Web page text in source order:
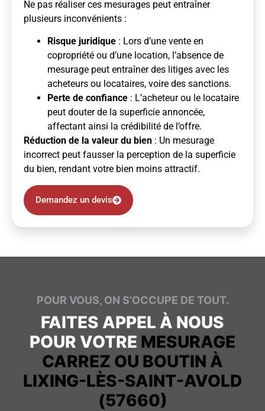
Ne pas réaliser ces mesurages peut entraîner
plusieurs inconvénients :
Risque juridique : Lors d’une vente en
copropriété ou d’une location, l’absence de
mesurage peut entraîner des litiges avec les
acheteurs ou locataires, voire des sanctions.
Perte de confiance : L’acheteur ou le locataire
peut douter de la superficie annoncée,
affectant ainsi la crédibilité de l’offre.
Réduction de la valeur du bien : Un mesurage
incorrect peut fausser la perception de la superficie
du bien, rendant votre bien moins attractif.
Demandez un devis
POUR VOUS, ON S’OCCUPE DE TOUT.
FAITES APPEL À NOUS
POUR VOTRE MESURAGE
CARREZ OU BOUTIN À
LIXING-LÈS-SAINT-AVOLD
(57660)